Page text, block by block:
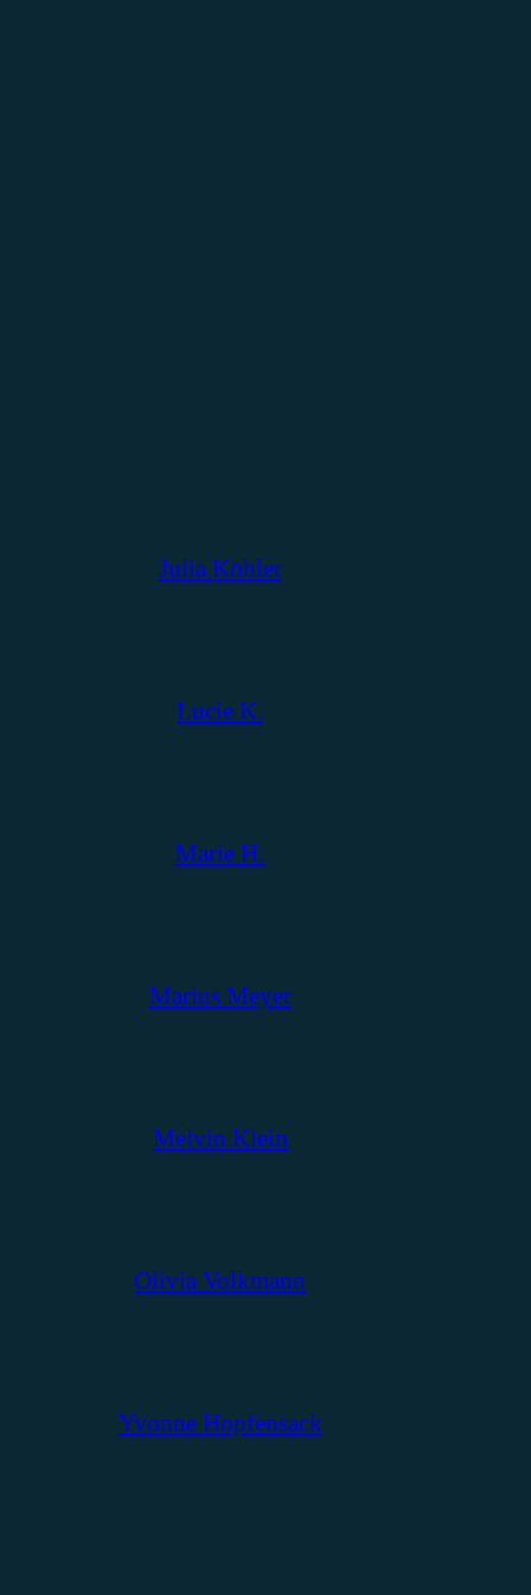
Julia Köhler
Lucie K.
Marie H.
Marius Meyer
Melvin Klein
Olivia Volkmann
Yvonne Hopfensack